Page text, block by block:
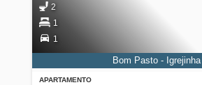
APARTAMENTO
2
1
1
Bom Pasto - Igrejinha